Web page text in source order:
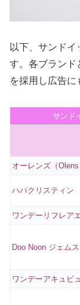
以下、サンド
す。各ブランド
を採用し広告に
サンド
オーレンズ（Olens
ハパクリスティン
ワンデーリフレア
Doo Noon ジェム
ワンデーアキュビ